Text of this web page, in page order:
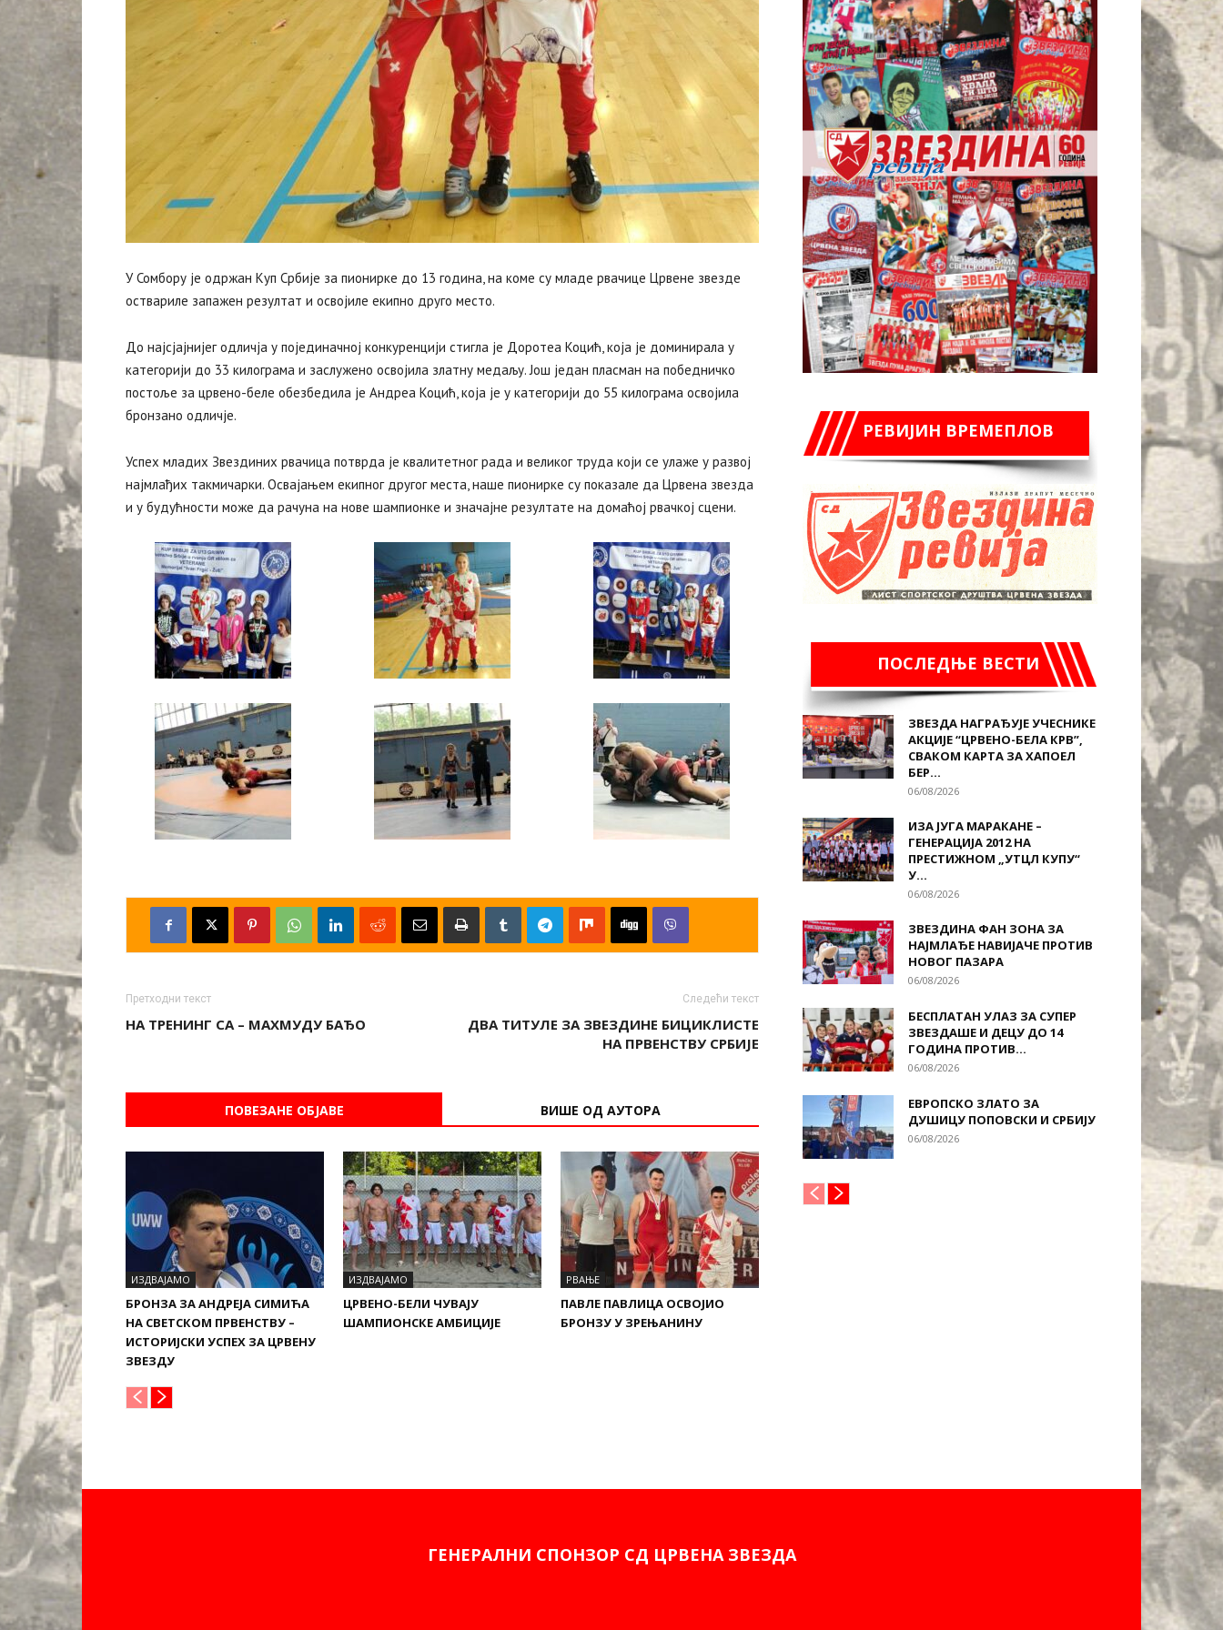
У Сомбору је одржан Куп Србије за пионирке до 13 година, на коме су младе рвачице Црвене звезде
оствариле запажен резултат и освојиле екипно друго место.
До најсјајнијег одличја у појединачној конкуренцији стигла је Доротеа Коцић, која је доминирала у
категорији до 33 килограма и заслужено освојила златну медаљу. Још један пласман на победничко
постоље за црвено-беле обезбедила је Андреа Коцић, која је у категорији до 55 килограма освојила
бронзано одличје.
Успех младих Звездиних рвачица потврда је квалитетног рада и великог труда који се улаже у развој
најмлађих такмичарки. Освајањем екипног другог места, наше пионирке су показале да Црвена звезда
и у будућности може да рачуна на нове шампионке и значајне резултате на домаћој рвачкој сцени.
Претходни текст
НА ТРЕНИНГ СА – МАХМУДУ БАЂО
Следећи текст
ДВА ТИТУЛЕ ЗА ЗВЕЗДИНЕ БИЦИКЛИСТЕ
НА ПРВЕНСТВУ СРБИЈЕ
ПОВЕЗАНЕ ОБЈАВЕ ВИШЕ ОД АУТОРА
ИЗДВАЈАМО
БРОНЗА ЗА АНДРЕЈА СИМИЋА
НА СВЕТСКОМ ПРВЕНСТВУ –
ИСТОРИЈСКИ УСПЕХ ЗА ЦРВЕНУ
ЗВЕЗДУ
ИЗДВАЈАМО
ЦРВЕНО-БЕЛИ ЧУВАЈУ
ШАМПИОНСКЕ АМБИЦИЈЕ
РВАЊЕ
ПАВЛЕ ПАВЛИЦА ОСВОЈИО
БРОНЗУ У ЗРЕЊАНИНУ
РЕВИЈИН ВРЕМЕПЛОВ
ПОСЛЕДЊЕ ВЕСТИ
ЗВЕЗДА НАГРАЂУЈЕ УЧЕСНИКЕ
АКЦИЈЕ “ЦРВЕНО-БЕЛА КРВ”,
СВАКОМ КАРТА ЗА ХАПОЕЛ
БЕР...
06/08/2026
ИЗА ЈУГА МАРАКАНЕ –
ГЕНЕРАЦИЈА 2012 НА
ПРЕСТИЖНОМ „УТЦЛ КУПУ“
У...
06/08/2026
ЗВЕЗДИНА ФАН ЗОНА ЗА
НАЈМЛАЂЕ НАВИЈАЧЕ ПРОТИВ
НОВОГ ПАЗАРА
06/08/2026
БЕСПЛАТАН УЛАЗ ЗА СУПЕР
ЗВЕЗДАШЕ И ДЕЦУ ДО 14
ГОДИНА ПРОТИВ...
06/08/2026
ЕВРОПСКО ЗЛАТО ЗА
ДУШИЦУ ПОПОВСКИ И СРБИЈУ
06/08/2026
ГЕНЕРАЛНИ СПОНЗОР СД ЦРВЕНА ЗВЕЗДА